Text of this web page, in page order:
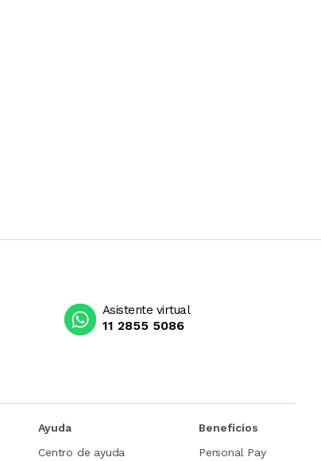
Asistente virtual
11 2855 5086
Ayuda
Centro de ayuda
Beneficios
Personal Pay